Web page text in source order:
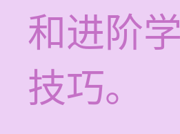
和进阶
技巧。